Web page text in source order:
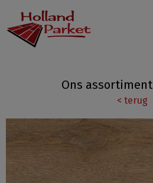
Ons assortiment
< terug